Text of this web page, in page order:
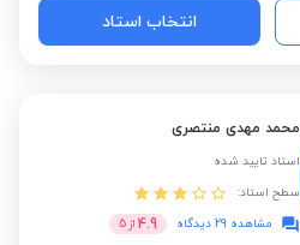
انتخاب استاد
محمد مهدی منتصری
استاد تایید شده
سطح استاد:
مشاهده 29 دیدگاه
4.9 از 5